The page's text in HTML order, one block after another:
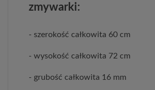
zmywarki:
- szerokość całkowita 60 cm
- wysokość całkowita 72 cm
- grubość całkowita 16 mm